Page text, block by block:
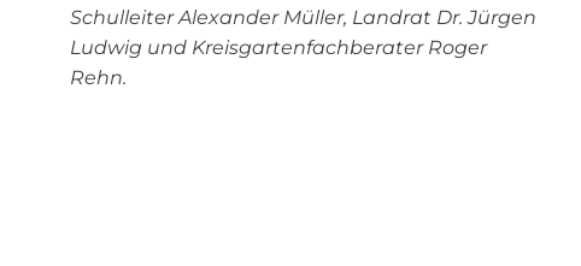
Schulleiter Alexander Müller, Landrat Dr. Jürgen
Ludwig und Kreisgartenfachberater Roger
Rehn.